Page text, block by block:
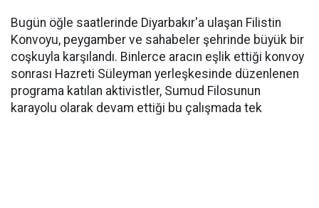
Bugün öğle saatlerinde Diyarbakır'a ulaşan Filistin
Konvoyu, peygamber ve sahabeler şehrinde büyük bir
coşkuyla karşılandı. Binlerce aracın eşlik ettiği konvoy
sonrası Hazreti Süleyman yerleşkesinde düzenlenen
programa katılan aktivistler, Sumud Filosunun
karayolu olarak devam ettiği bu çalışmada tek